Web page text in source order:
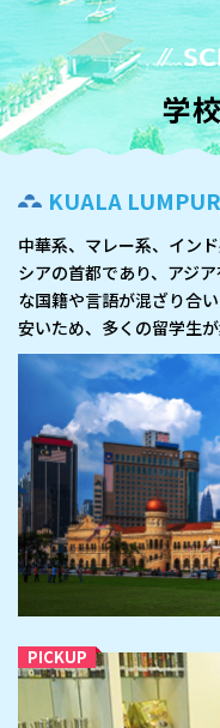
学
KUALA
中華系、マレー系、イン
シアの首都であり、アジ
な国籍や言語が混ざり合
安いため、多くの留学生が